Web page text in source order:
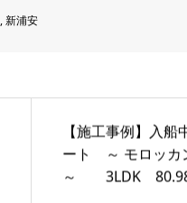
,新浦安
【施工事例】入船
ート ～ モロッカ
～ 3LDK